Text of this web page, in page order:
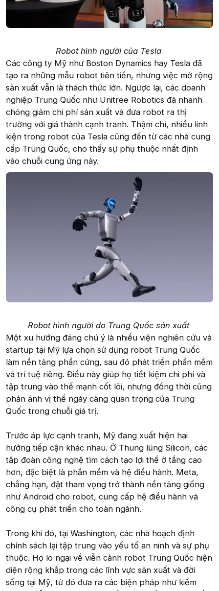
Robot hình người của Tesla
Các công ty Mỹ như Boston Dynamics hay Tesla đã
tạo ra những mẫu robot tiên tiến, nhưng việc mở rộng
sản xuất vẫn là thách thức lớn. Ngược lại, các doanh
nghiệp Trung Quốc như Unitree Robotics đã nhanh
chóng giảm chi phí sản xuất và đưa robot ra thị
trường với giá thành cạnh tranh. Thậm chí, nhiều linh
kiện trong robot của Tesla cũng đến từ các nhà cung
cấp Trung Quốc, cho thấy sự phụ thuộc nhất định
vào chuỗi cung ứng này.
Robot hình người do Trung Quốc sản xuất
Một xu hướng đáng chú ý là nhiều viện nghiên cứu và
startup tại Mỹ lựa chọn sử dụng robot Trung Quốc
làm nền tảng phần cứng, sau đó phát triển phần mềm
và trí tuệ riêng. Điều này giúp họ tiết kiệm chi phí và
tập trung vào thế mạnh cốt lõi, nhưng đồng thời cũng
phản ánh vị thế ngày càng quan trọng của Trung
Quốc trong chuỗi giá trị.
Trước áp lực cạnh tranh, Mỹ đang xuất hiện hai
hướng tiếp cận khác nhau. Ở Thung lũng Silicon, các
tập đoàn công nghệ tìm cách tạo lợi thế ở tầng cao
hơn, đặc biệt là phần mềm và hệ điều hành. Meta,
chẳng hạn, đặt tham vọng trở thành nền tảng giống
như Android cho robot, cung cấp hệ điều hành và
công cụ phát triển cho toàn ngành.
Trong khi đó, tại Washington, các nhà hoạch định
chính sách lại tập trung vào yếu tố an ninh và sự phụ
thuộc. Họ lo ngại về viễn cảnh robot Trung Quốc hiện
diện rộng khắp trong các lĩnh vực sản xuất và đời
sống tại Mỹ, từ đó đưa ra các biện pháp như kiểm